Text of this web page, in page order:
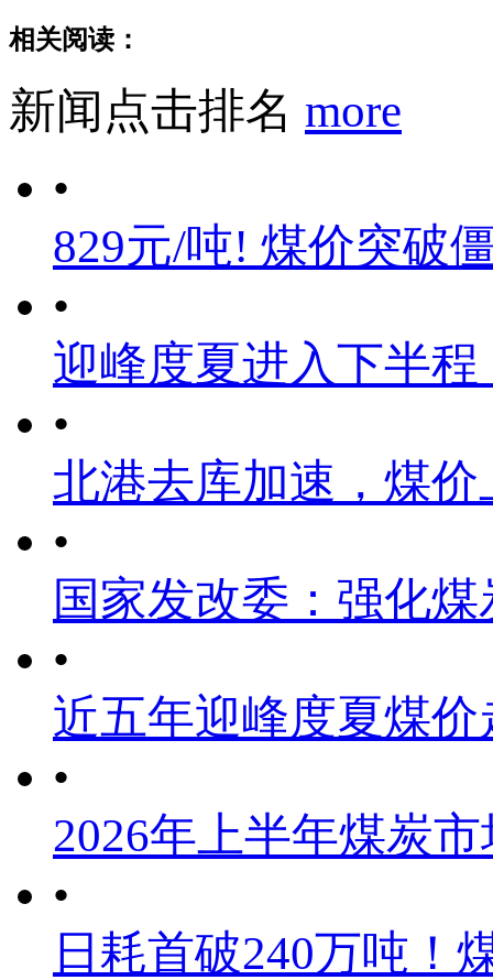
相关阅读：
新闻点击排名 more
•
829元/吨! 煤价突破
•
迎峰度夏进入下半
•
北港去库加速，煤
•
国家发改委：强化
•
近五年迎峰度夏煤价
•
2026年上半年煤炭
•
日耗首破240万吨！